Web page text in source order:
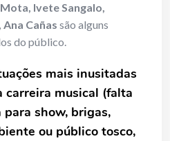
Ivete Sangalo,
Cañas são alguns
do público.
mais inusitadas
carreira musical (falta
show, brigas,
ou público tosco,